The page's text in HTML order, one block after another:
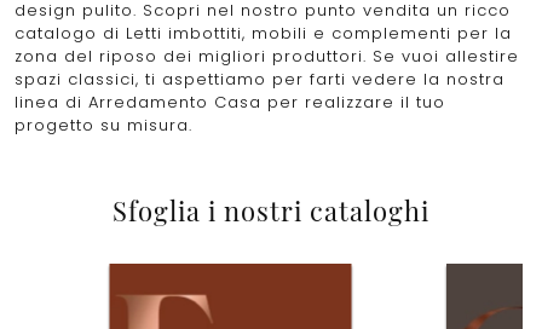
design pulito. Scopri nel nostro punto vendita un ricco
catalogo di Letti imbottiti, mobili e complementi per la
zona del riposo dei migliori produttori. Se vuoi allestire
spazi classici, ti aspettiamo per farti vedere la nostra
linea di Arredamento Casa per realizzare il tuo
progetto su misura.
Sfoglia i nostri cataloghi